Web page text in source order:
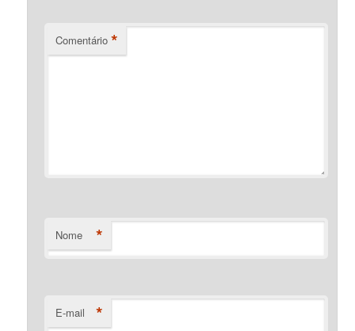
Comentário *
Nome *
E-mail *